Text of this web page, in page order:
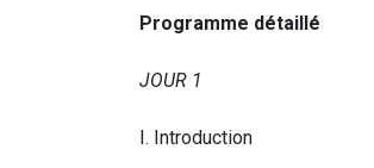
Programme détaillé
JOUR 1
I. Introduction